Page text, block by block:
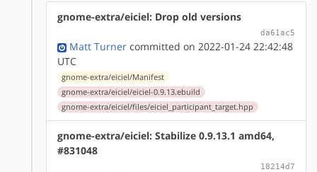
gnome-extra/eiciel: Drop old versions
da61ac5
Matt Turner committed on 2022-01-24 22:42:48
UTC
gnome-extra/eiciel/Manifest
gnome-extra/eiciel/eiciel-0.9.13.ebuild
gnome-extra/eiciel/files/eiciel_participant_target.hpp
gnome-extra/eiciel: Stabilize 0.9.13.1 amd64,
#831048
18214d7